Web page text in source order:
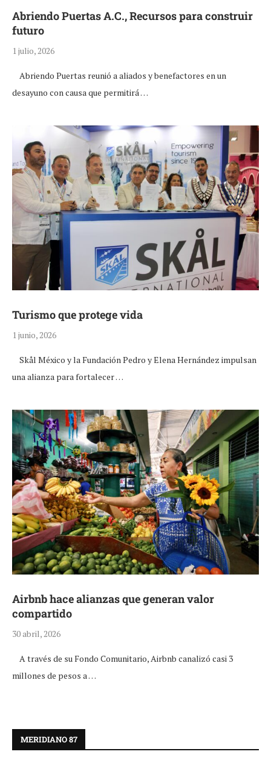
Abriendo Puertas A.C., Recursos para construir
futuro
1 julio, 2026
Abriendo Puertas reunió a aliados y benefactores en un
desayuno con causa que permitirá …
Turismo que protege vida
1 junio, 2026
Skål México y la Fundación Pedro y Elena Hernández impulsan
una alianza para fortalecer …
Airbnb hace alianzas que generan valor
compartido
30 abril, 2026
A través de su Fondo Comunitario, Airbnb canalizó casi 3
millones de pesos a …
MERIDIANO 87